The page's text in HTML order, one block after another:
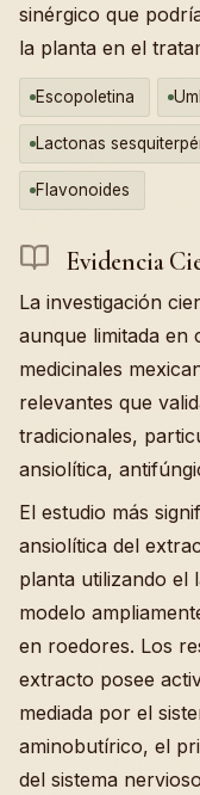
sinérgico que
la planta en el
Escopoletina
Lactonas
Flavonoides
Evidencia
La investigación
aunque limitada en
medicinales
relevantes que
tradicionales,
ansiolítica,
El estudio más
ansiolítica del
planta utilizando el
modelo
en roedores. Los
extracto posee
mediada por el
aminobutírico, el
del sistema